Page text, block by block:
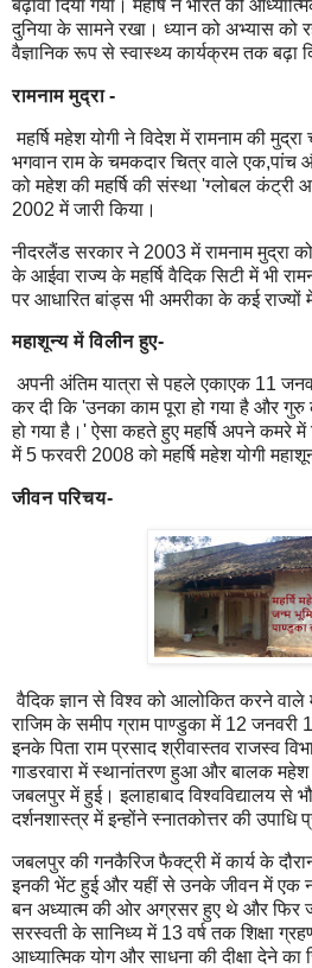
बढ़ावा दिया गया। महर्षि ने भारत की
दुनिया के सामने रखा। ध्यान को अभ्यास को
वैज्ञानिक रूप से स्वास्थ्य कार्यक्रम तक बढ़ा
रामनाम मुद्रा -
महर्षि महेश योगी ने विदेश में रामनाम की
भगवान राम के चमकदार चित्र वाले एक,पांच
को महेश की महर्षि की संस्था 'ग्लोबल कंट्री
2002 में जारी किया।
नीदरलैंड सरकार ने 2003 में रामनाम मुद्रा
के आईवा राज्य के महर्षि वैदिक सिटी में भी
पर आधारित बांड्स भी अमरीका के कई
महाशून्य में विलीन हुए-
अपनी अंतिम यात्रा से पहले एकाएक 11
कर दी कि 'उनका काम पूरा हो गया है और गुरु
हो गया है।' ऐसा कहते हुए महर्षि अपने कमरे
में 5 फरवरी 2008 को महर्षि महेश योगी
जीवन परिचय-
वैदिक ज्ञान से विश्व को आलोकित करने वाले
राजिम के समीप ग्राम पाण्डुका में 12
इनके पिता राम प्रसाद श्रीवास्तव राजस्व
गाडरवारा में स्थानांतरण हुआ और बालक महेश
जबलपुर में हुई। इलाहाबाद विश्वविद्यालय से
दर्शनशास्त्र में इन्होंने स्नातकोत्तर की उपाधि
जबलपुर की गनकैरिज फैक्ट्री में कार्य के
इनकी भेंट हुई और यहीं से उनके जीवन में एक
बन अध्यात्म की ओर अग्रसर हुए थे और फिर
सरस्वती के सानिध्य में 13 वर्ष तक शिक्षा
आध्यात्मिक योग और साधना की दीक्षा देने का